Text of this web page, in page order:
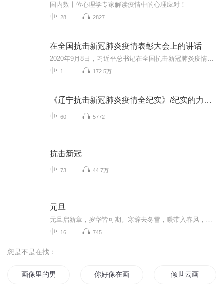
国内数十位心理学专家解读疫情中的心理应对！
28 2827
在全国抗击新冠肺炎疫情表彰大会上的讲话
1 172.5万
《辽宁抗击新冠肺炎疫情全纪实》/纪实的力量如此震撼
60 5772
抗击新冠
73 44.7万
元旦
16 745
您是不是在找：
画像里的男人 你好像在画我 倾世云画